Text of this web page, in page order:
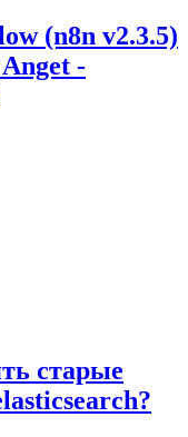
(n8n v2.3.5)
-
старые